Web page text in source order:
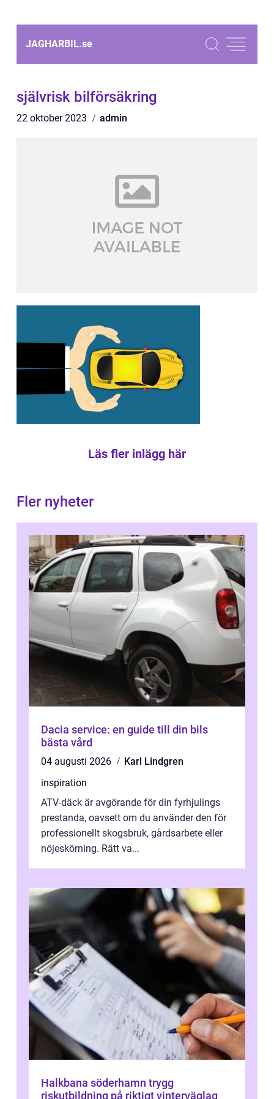
JAGHARBIL.se
självrisk bilförsäkring
22 oktober 2023 admin
Läs fler inlägg här
Fler nyheter
Dacia service: en guide till din bils
bästa vård
04 augusti 2026
Karl Lindgren
inspiration
ATV-däck är avgörande för din fyrhjulings
prestanda, oavsett om du använder den för
professionellt skogsbruk, gårdsarbete eller
nöjeskörning. Rätt va...
Halkbana söderhamn trygg
riskutbildning på riktigt vinterväglag